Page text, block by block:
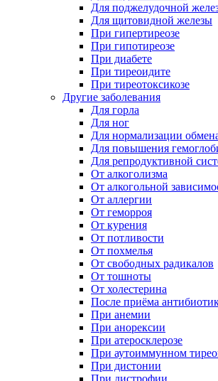
Для поджелудочной
Для щитовидной железы
При гипертиреозе
При гипотиреозе
При диабете
При тиреоидите
При тиреотоксикозе
Другие заболевания
Для горла
Для ног
Для нормализации
Для повышения
Для репродуктивной
От алкоголизма
От алкогольной
От аллергии
От геморроя
От курения
От потливости
От похмелья
От свободных радикалов
От тошноты
От холестерина
После приёма
При анемии
При анорексии
При атеросклерозе
При аутоиммунном
При дистонии
При дистрофии